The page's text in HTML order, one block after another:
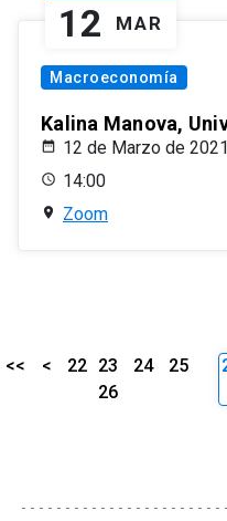
12 MAR
Macroeconomía
Kalina Manova,
12 de Marzo de 2021
14:00
Zoom
<< < 22 23 24
25
26